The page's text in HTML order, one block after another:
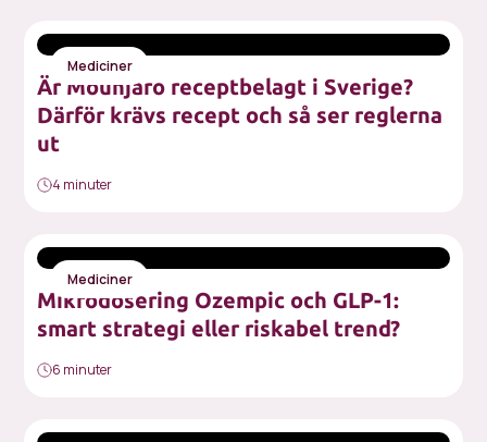
Mediciner
Är Mounjaro receptbelagt i Sverige?
Därför krävs recept och så ser reglerna
ut
4 minuter
Mediciner
Mikrodosering Ozempic och GLP-1:
smart strategi eller riskabel trend?
6 minuter